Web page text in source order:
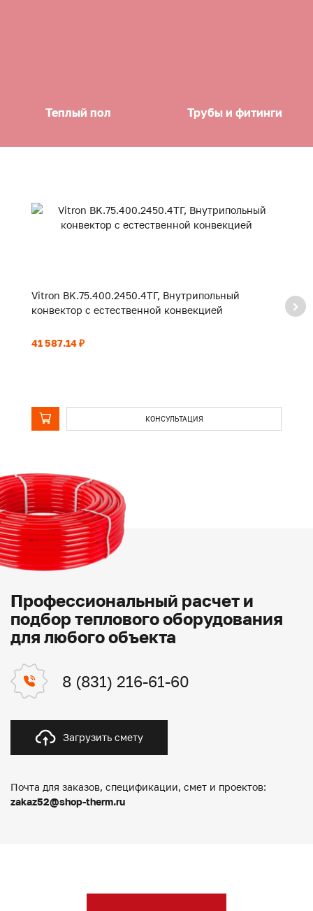
Теплый пол Трубы и фитинги
Vitron BK.75.400.2450.4ТГ, Внутрипольный
конвектор с естественной конвекцией
41 587.14 ₽
КОНСУЛЬТАЦИЯ
Профессиональный расчет и
подбор теплового оборудования
для любого объекта
8 (831) 216-61-60
Загрузить смету
Почта для заказов, спецификации, смет и проектов:
zakaz52@shop-therm.ru